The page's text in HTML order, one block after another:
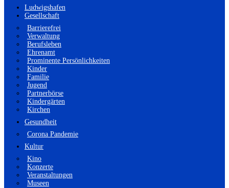
Ludwigshafen
Gesellschaft
Barrierefrei
Verwaltung
Berufsleben
Ehrenamt
Prominente Persönlichkeiten
Kinder
Familie
Jugend
Partnerbörse
Kindergärten
Kirchen
Gesundheit
Corona Pandemie
Kultur
Kino
Konzerte
Veranstaltungen
Museen